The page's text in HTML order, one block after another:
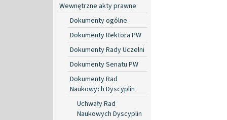
Wewnętrzne akty prawne
Dokumenty ogólne
Dokumenty Rektora PW
Dokumenty Rady Uczelni
Dokumenty Senatu PW
Dokumenty Rad
Naukowych Dyscyplin
Uchwały Rad
Naukowych Dyscyplin